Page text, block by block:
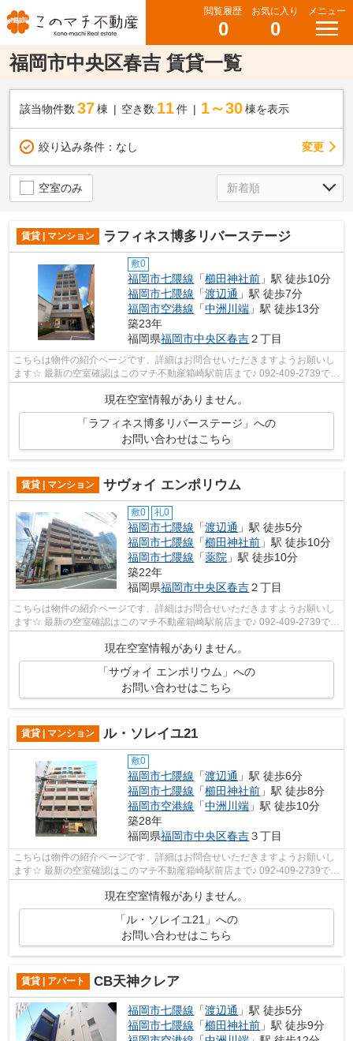
閲覧履歴
0
お気に入り
0
メニュー
福岡市中央区春吉 賃貸一覧
該当物件数 37棟 空き数 11 件 1～30 棟を表示
絞り込み条件： なし 変更
空室のみ
賃貸 | マンション ラフィネス博多リバーステージ
敷0
福岡市七隈線 「櫛田神社前 」駅 徒歩10分
福岡市七隈線 「渡辺通 」駅 徒歩7分
福岡市空港線 「中洲川端 」駅 徒歩13分
築23年
福岡県福岡市中央区春吉２丁目
こちらは物件の紹介ページです、詳細はお問合せいただきますようお願いし
ます☆ 最新の空室確認はこのマチ不動産箱崎駅前店まで♪ 092-409-2739で
現在空室情報がありません。
「ラフィネス博多リバーステージ」への
お問い合わせはこちら
賃貸 | マンション サヴォイ エンポリウム
敷0 礼0
福岡市七隈線 「渡辺通 」駅 徒歩5分
福岡市七隈線 「櫛田神社前 」駅 徒歩10分
福岡市七隈線 「薬院 」駅 徒歩10分
築22年
福岡県福岡市中央区春吉２丁目
こちらは物件の紹介ページです、詳細はお問合せいただきますようお願いし
ます☆ 最新の空室確認はこのマチ不動産箱崎駅前店まで♪ 092-409-2739で
現在空室情報がありません。
「サヴォイ エンポリウム」への
お問い合わせはこちら
賃貸 | マンション ル・ソレイユ21
敷0
福岡市七隈線 「渡辺通 」駅 徒歩6分
福岡市七隈線 「櫛田神社前 」駅 徒歩8分
福岡市空港線 「中洲川端 」駅 徒歩10分
築28年
福岡県福岡市中央区春吉３丁目
こちらは物件の紹介ページです、詳細はお問合せいただきますようお願いし
ます☆ 最新の空室確認はこのマチ不動産箱崎駅前店まで♪ 092-409-2739で
す！迅速に対応致します！！！！！♪
現在空室情報がありません。
「ル・ソレイユ21」への
お問い合わせはこちら
賃貸 | アパート CB天神クレア
福岡市七隈線 「渡辺通 」駅 徒歩5分
福岡市七隈線 「櫛田神社前 」駅 徒歩9分